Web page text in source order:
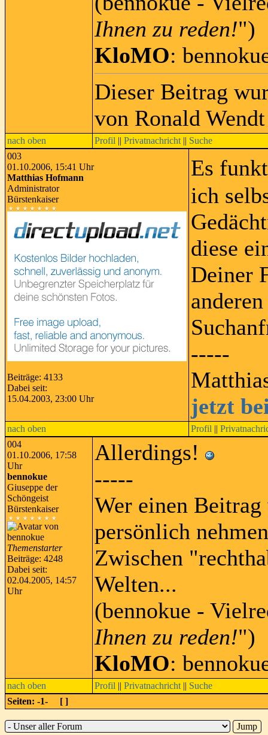
Ihnen zu reden!")
KloMO:
Dieser Beitrag
von Ronald
nach oben Profil || Privatnachricht || Suche
003
01.10.2006, 15:41 Uhr
Matthias Hofmann
Administrator
Bürstenkaiser
Beiträge: 4133
Dabei seit:
15.04.2003, 23:00 Uhr
Es
ich
diese
Deiner
-----
jetzt
nach oben Profil ||
004
01.10.2006, 17:58
Uhr
bennokue
Giuseppe der
Schöngeist
Bürstenkaiser
Themenstarter
Beiträge: 4248
Dabei seit:
02.04.2005, 14:57
Uhr
Allerdings!
-----
Wer einen
persönlich
Zwischen
Welten...
(bennokue -
Ihnen zu reden!")
KloMO:
nach oben Profil || Privatnachricht || Suche
Seiten: -1- [ ]